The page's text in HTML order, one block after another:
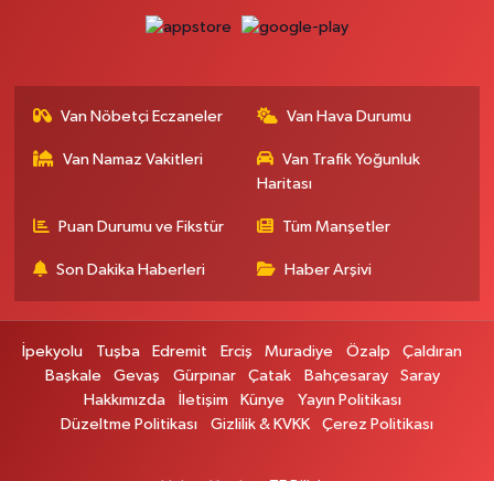
0 (432) 354 37 36 Yol Tarifi Al
BAHÇELİEVLER MAH.MUSLİH GÖRENTAŞ BULVARI NO:57Çağdaş fırının
0 (501) 322 00 65 Yol Tarifi Al
VANYOLU CADDESİ NO:42
0 (532) 689 22 50 Yol Tarifi Al
Van Nöbetçi Eczaneler Van Hava Durumu
Van Namaz Vakitleri
Van Trafik Yoğunluk
Haritası
Puan Durumu ve Fikstür Tüm Manşetler
Son Dakika Haberleri Haber Arşivi
İpekyolu Tuşba Edremit Erciş Muradiye Özalp
Çaldıran
Başkale
Gevaş Gürpınar Çatak Bahçesaray
Saray
Hakkımızda
İletişim Künye
Yayın Politikası
Düzeltme Politikası
Gizlilik & KVKK Çerez Politikası